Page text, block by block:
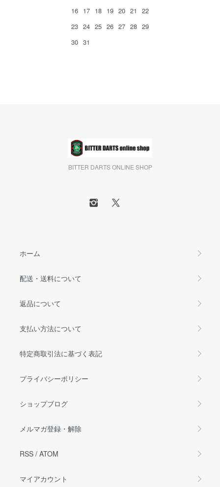
16 17 18 19 20 21
22
23 24 25 26 27 28 29
30 31
BITTER DARTS ONLINE SHOP
ホーム
配送・送料について
返品について
支払い方法について
特定商取引法に基づく表記
プライバシーポリシー
ショップブログ
メルマガ登録・解除
RSS / ATOM
マイアカウント